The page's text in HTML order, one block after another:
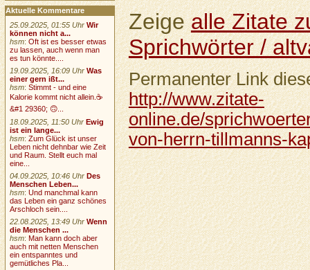
Zeigealle Zitate
Sprichwörter /
Permanenter Link
http://www.zitate-
online.de/
von-herrn-tillmanns-
Aktuelle Kommentare
25.09.2025, 01:55 Uhr Wir
können nicht a...
hsm:Oft ist es besser etwas
zu lassen, auch wenn man
es tun könnte....
19.09.2025, 16:09 Uhr Was
einer gern ißt...
hsm:Stimmt - und eine
Kalorie kommt nicht allein.☕
&#1 29360; 🙃...
18.09.2025, 11:50 Uhr Ewig
ist ein lange...
hsm:Zum Glück ist unser
Leben nicht dehnbar wie Zeit
und Raum. Stellt euch mal
eine...
04.09.2025, 10:46 Uhr Des
Menschen Leben...
hsm:Und manchmal kann
das Leben ein ganz schönes
Arschloch sein....
22.08.2025, 13:49 Uhr Wenn
die Menschen ...
hsm:Man kann doch aber
auch mit netten Menschen
ein entspanntes und
gemütliches Pla...